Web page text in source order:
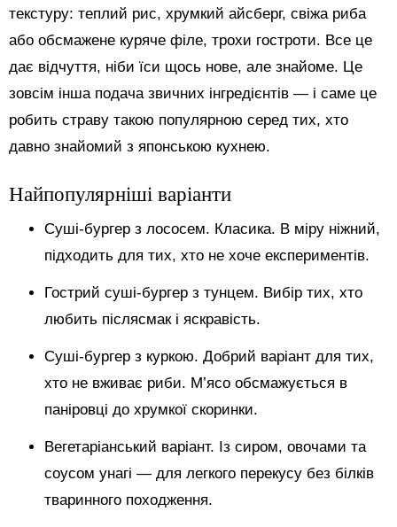
текстуру: теплий рис, хрумкий айсберг, свіжа риба
або обсмажене куряче філе, трохи гостроти. Все це
дає відчуття, ніби їси щось нове, але знайоме. Це
зовсім інша подача звичних інгредієнтів — і саме це
робить страву такою популярною серед тих, хто
давно знайомий з японською кухнею.
Найпопулярніші варіанти
Суші-бургер з лососем. Класика. В міру ніжний,
підходить для тих, хто не хоче експериментів.
Гострий суші-бургер з тунцем. Вибір тих, хто
любить післясмак і яскравість.
Суші-бургер з куркою. Добрий варіант для тих,
хто не вживає риби. М’ясо обсмажується в
паніровці до хрумкої скоринки.
Вегетаріанський варіант. Із сиром, овочами та
соусом унагі — для легкого перекусу без білків
тваринного походження.